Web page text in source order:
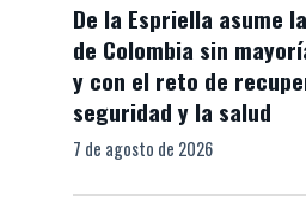
De la Espriella asume
de Colombia sin
y con el reto de
seguridad y la salud
7 de agosto de 2026